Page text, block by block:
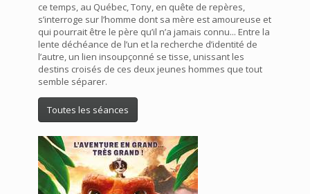
ce temps, au Québec, Tony, en quête de repères,
s’interroge sur l’homme dont sa mère est amoureuse et
qui pourrait être le père qu’il n’a jamais connu... Entre la
lente déchéance de l’un et la recherche d’identité de
l’autre, un lien insoupçonné se tisse, unissant les
destins croisés de ces deux jeunes hommes que tout
semble séparer.
Toutes les séances